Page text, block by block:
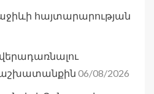
հայտարարության
06/08/2026